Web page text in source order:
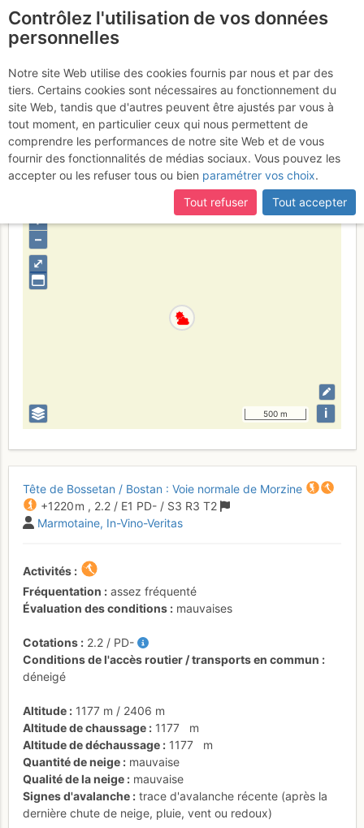
Tête de Bossetan /
Bostan : Voie normale de
Morzine
Jeudi 23 février 2017
Haut Giffre - Aiguilles Rouges - Fiz
⤢
+
–
500 m i
Tête de Bossetan / Bostan : Voie normale de Morzine
+1220 m , 2.2 / E1 PD- / S3 R3 T2
Marmotaine In-Vino-Veritas
Activités
Fréquentation
assez fréquenté
Évaluation des conditions
mauvaises
Cotations 2.2 / PD-
Conditions de l'accès routier / transports en commun
déneigé
Altitude 1177 m / 2406 m
Altitude de chaussage
1177
m
Altitude de déchaussage
1177
m
Quantité de neige
mauvaise
Qualité de la neige
mauvaise
Signes d'avalanche
trace d'avalanche récente (après la
dernière chute de neige, pluie, vent ou redoux)
Contrôlez l'utilisation de vos données
personnelles
Notre site Web utilise des cookies fournis par nous et par des
tiers. Certains cookies sont nécessaires au fonctionnement du
site Web, tandis que d'autres peuvent être ajustés par vous à
tout moment, en particulier ceux qui nous permettent de
comprendre les performances de notre site Web et de vous
fournir des fonctionnalités de médias sociaux. Vous pouvez les
accepter ou les refuser tous ou bien paramétrer vos choix.
Tout refuser
Tout accepter